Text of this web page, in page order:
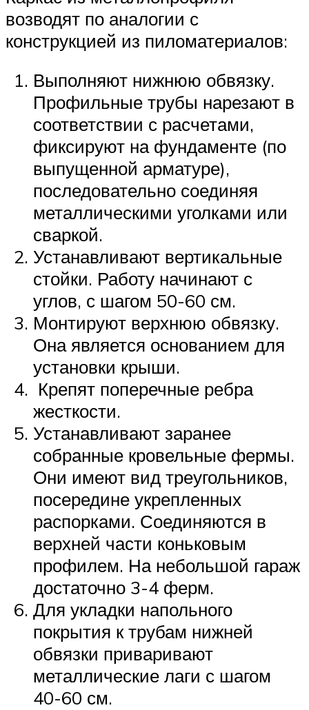
возводят по аналогии с
конструкцией из пиломатериалов:
Выполняют нижнюю обвязку.
Профильные трубы нарезают в
соответствии с расчетами,
фиксируют на фундаменте (по
выпущенной арматуре),
последовательно соединяя
металлическими уголками или
сваркой.
Устанавливают вертикальные
стойки. Работу начинают с
углов, с шагом 50-60 см.
Монтируют верхнюю обвязку.
Она является основанием для
установки крыши.
Крепят поперечные ребра
жесткости.
Устанавливают заранее
собранные кровельные фермы.
Они имеют вид треугольников,
посередине укрепленных
распорками. Соединяются в
верхней части коньковым
профилем. На небольшой гараж
достаточно 3-4 ферм.
Для укладки напольного
покрытия к трубам нижней
обвязки приваривают
металлические лаги с шагом
40-60 см.